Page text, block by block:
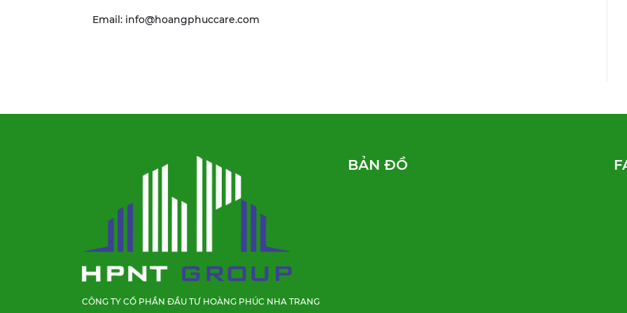
Email: info@hoangphuccare.com
CÔNG TY CỔ PHẦN ĐẦU TƯ HOÀNG PHÚC NHA TRANG
BẢN ĐỒ